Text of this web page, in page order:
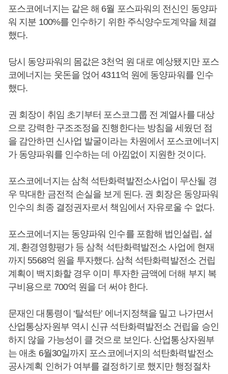
포스코에너지는 같은 해 6월 포스파워의 전신인 동양파
워 지분 100%를 인수하기 위한 주식양수도계약을 체결
했다.
당시 동양파워의 몸값은 3천억 원 대로 예상됐지만 포스
코에너지는 웃돈을 얹어 4311억 원에 동양파워를 인수
했다.
권 회장이 취임 초기부터 포스코그룹 전 계열사를 대상
으로 강력한 구조조정을 진행한다는 방침을 세웠던 점
을 감안하면 신사업 발굴이라는 차원에서 포스코에너지
가 동양파워를 인수하는 데 아낌없이 지원한 것이다.
포스코에너지는 삼척 석탄화력발전소사업이 무산될 경
우 막대한 금전적 손실을 보게 된다. 권 회장은 동양파워
인수의 최종 결정권자로서 책임에서 자유로울 수 없다.
포스코에너지는 동양파워 인수를 포함해 법인설립, 설
계, 환경영향평가 등 삼척 석탄화력발전소 사업에 현재
까지 5568억 원을 투자했다. 삼척 석탄화력발전소 건립
계획이 백지화할 경우 이미 투자한 금액에 더해 부지 복
구비용으로 700억 원을 더 써야 한다.
문재인 대통령이 ‘탈석탄’ 에너지정책을 밀고 나가면서
산업통상자원부 역시 신규 석탄화력발전소 건립을 승인
하지 않을 가능성이 클 것으로 보인다. 산업통상자원부
는 애초 6월30일까지 포스코에너지의 석탄화력발전소
공사계획 인허가 여부를 결정하기로 했지만 행정절차